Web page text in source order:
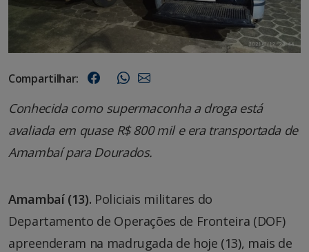
Compartilhar:
Conhecida como supermaconha a droga está
avaliada em quase R$ 800 mil e era transportada de
Amambaí para Dourados.
Amambaí (13). Policiais militares do
Departamento de Operações de Fronteira (DOF)
apreenderam na madrugada de hoje (13), mais de